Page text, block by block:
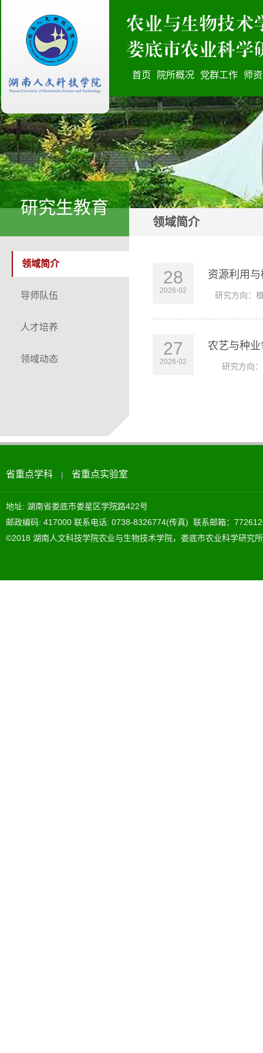
首页 院所概况 党群工作 师
研究生教育
领域简介
领域简介
导师队伍
人才培养
领域动态
28
2026-02
资源利用
研究方向：
27
2026-02
农艺与种
研究方向：
省重点学科 | 省重点实验室
地址: 湖南省娄底市娄星区学院路422号
邮政编码: 417000 联系电话: 0738-8326774(传真) 联系邮箱：
©2018 湖南人文科技学院农业与生物技术学院，娄底市农业科学研究所